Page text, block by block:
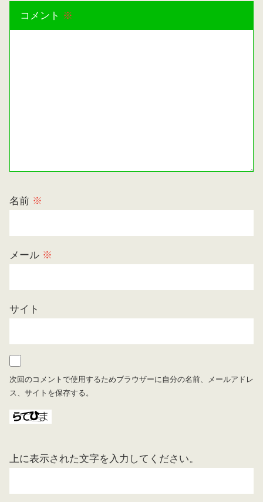
コメント ※
名前 ※
メール ※
サイト
次回のコメントで使用するためブラウザーに自分の名前、メールアドレ
ス、サイトを保存する。
上に表示された文字を入力してください。